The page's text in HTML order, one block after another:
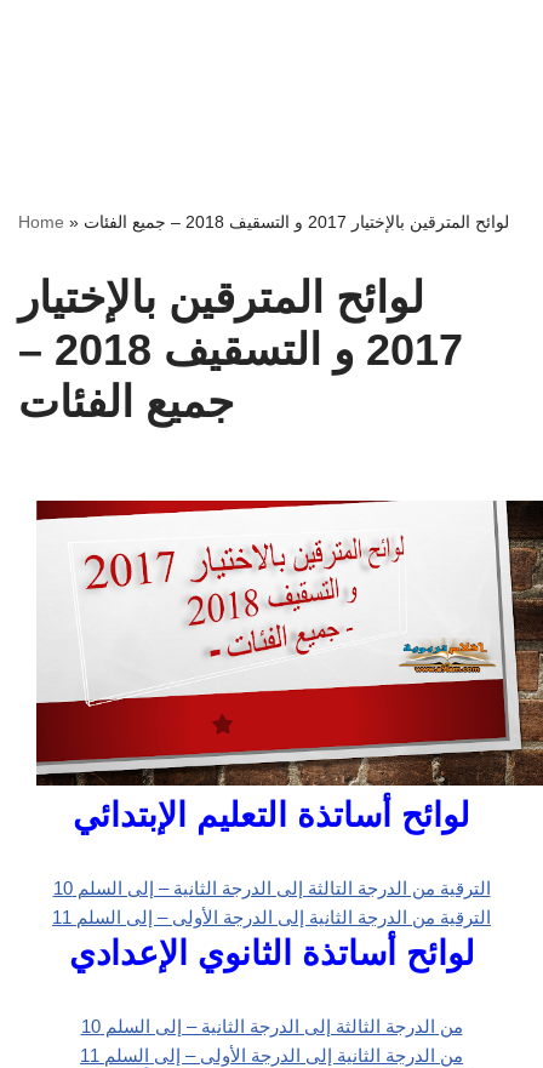
Home » لوائح المترقين بالإختيار 2017 و التسقيف 2018 – جميع الفئات
لوائح المترقين بالإختيار
2017 و التسقيف 2018 –
جميع الفئات
لوائح أساتذة التعليم الإبتدائي
الترقية من الدرجة التالثة إلى الدرجة الثانية – إلى السلم 10
الترقية من الدرجة الثانية إلى الدرجة الأولى – إلى السلم 11
لوائح أساتذة الثانوي الإعدادي
من الدرجة الثالثة إلى الدرجة الثانية – إلى السلم 10
من الدرجة الثانية إلى الدرجة الأولى – إلى السلم 11